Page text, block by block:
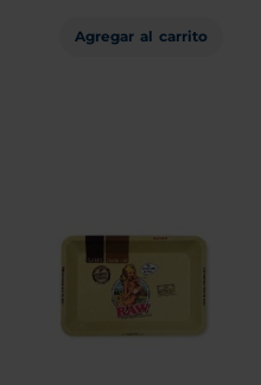
Agregar al carrito